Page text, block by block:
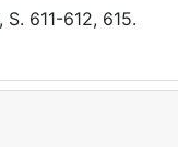
611-612, 615.